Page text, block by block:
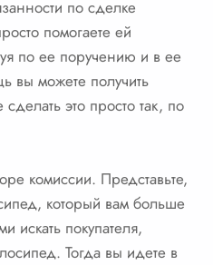
по сделке
помогаете ей
по ее поручению и в ее
вы можете получить
это просто так, по
комиссии. Представьте,
который вам больше
искать покупателя,
Тогда вы идете в